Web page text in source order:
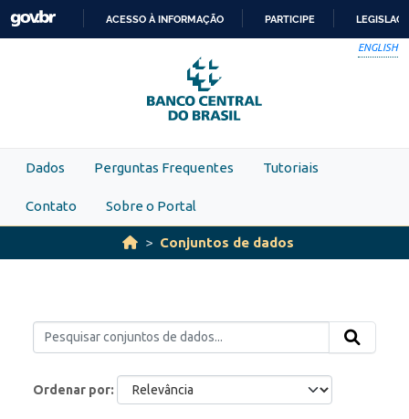
Skip to main content
PARA
O
CONTEÚDO
ACESSO À INFORMAÇÃO PARTICIPE
ENGLISH
Dados Perguntas Frequentes Tutoriais
Contato Sobre o Portal
Conjuntos de dados
Ordenar por